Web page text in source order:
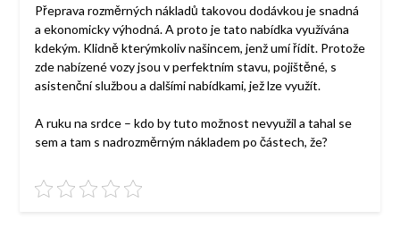
Přeprava rozměrných nákladů takovou dodávkou je snadná
a ekonomicky výhodná. A proto je tato nabídka využívána
kdekým. Klidně kterýmkoliv našincem, jenž umí řídit. Protože
zde nabízené vozy jsou v perfektním stavu, pojištěné, s
asistenční službou a dalšími nabídkami, jež lze využít.
A ruku na srdce – kdo by tuto možnost nevyužil a tahal se
sem a tam s nadrozměrným nákladem po částech, že?